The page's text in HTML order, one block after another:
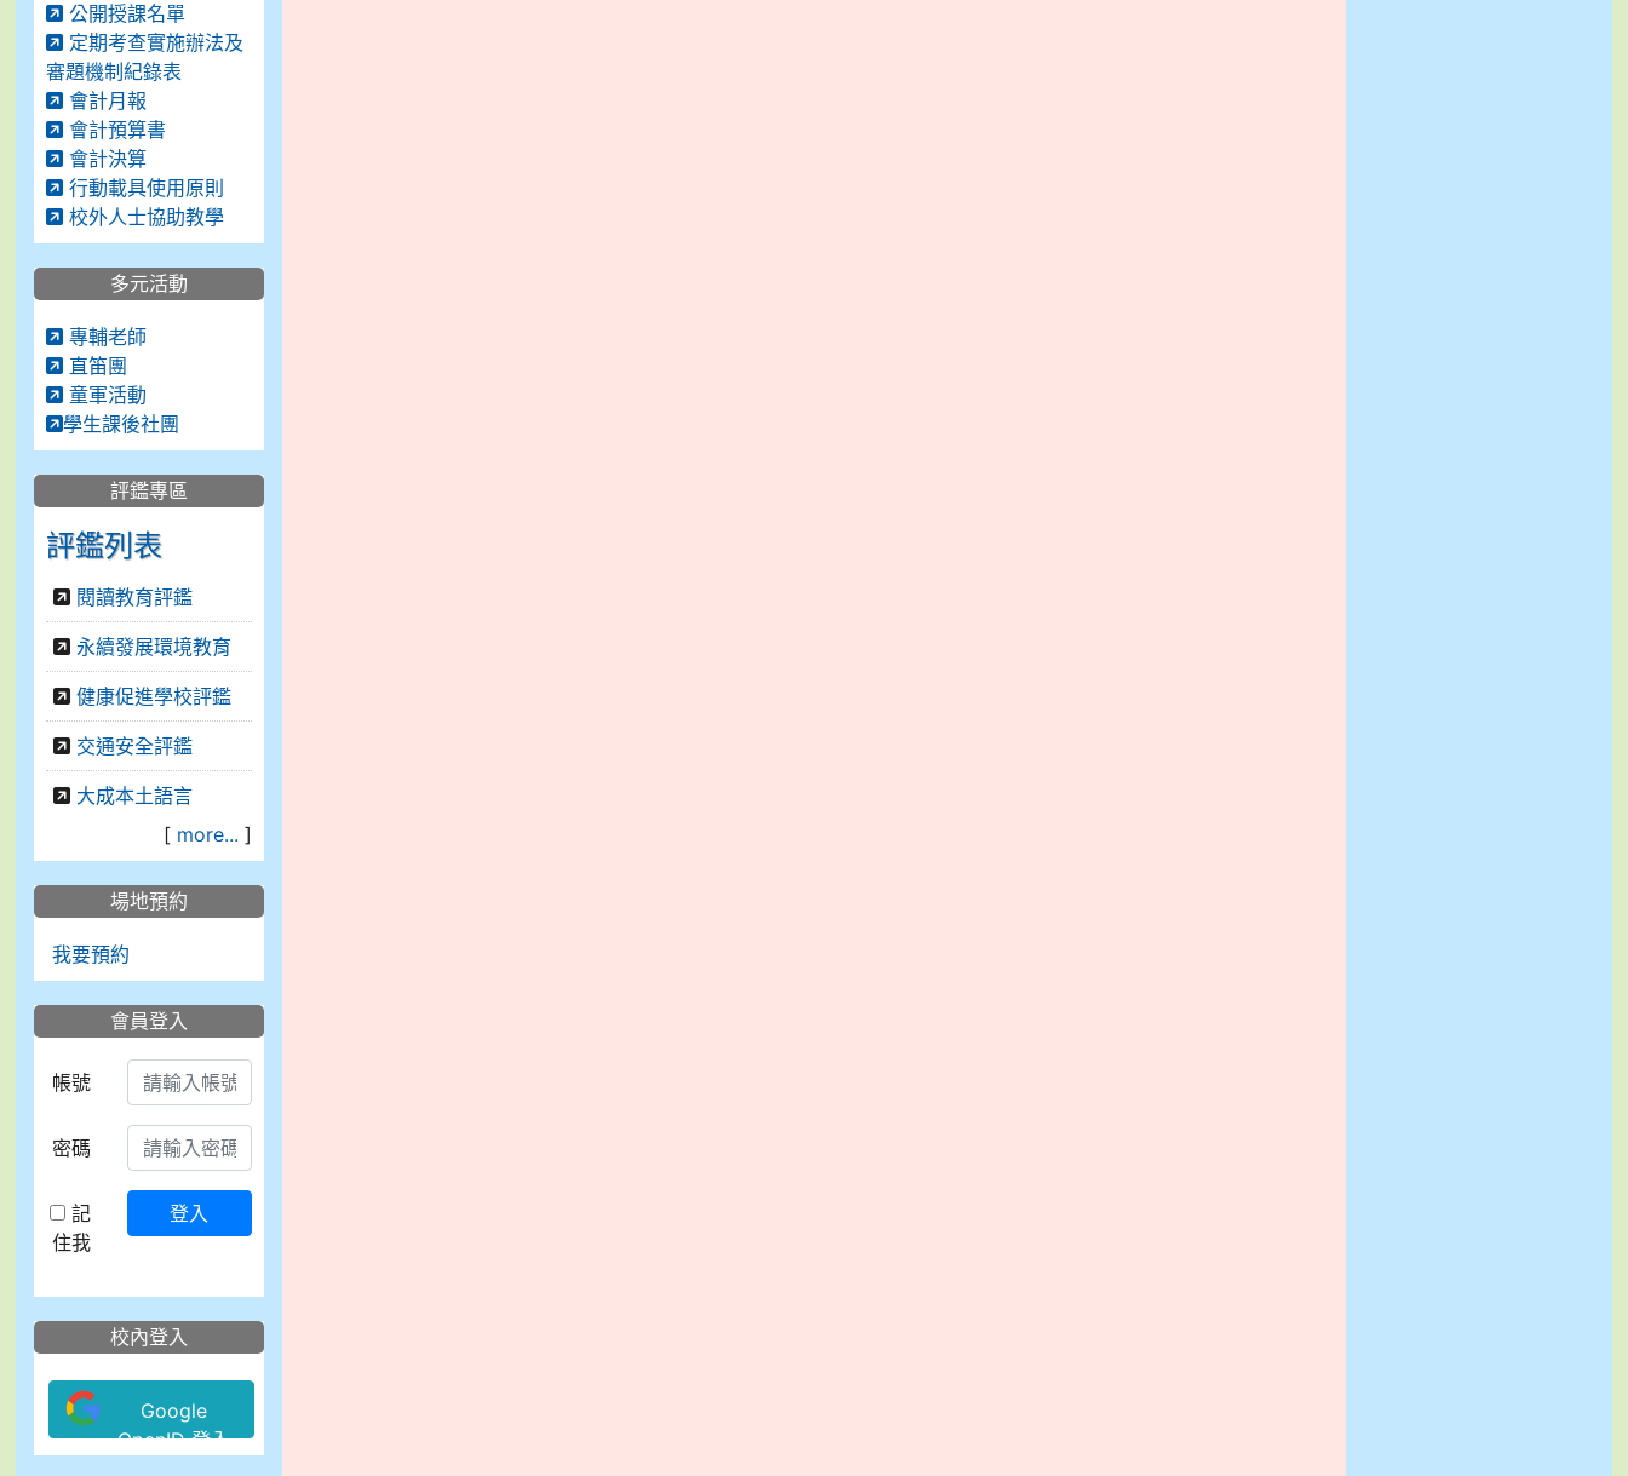
公開授課名單
定期考查實施辦法及
審題機制紀錄表
會計月報
會計預算書
會計決算
行動載具使用原則
校外人士協助教學
多元活動
專輔老師
直笛團
童軍活動
學生課後社團
評鑑專區
評鑑列表
閱讀教育評鑑
永續發展環境教育
健康促進學校評鑑
交通安全評鑑
大成本土語言
[ more... ]
場地預約
我要預約
會員登入
帳號
密碼
記
住我
登入
校內登入
Google
OpenID 登入